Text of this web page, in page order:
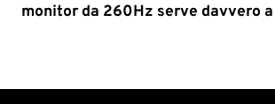
monitor da 260Hz serve davvero